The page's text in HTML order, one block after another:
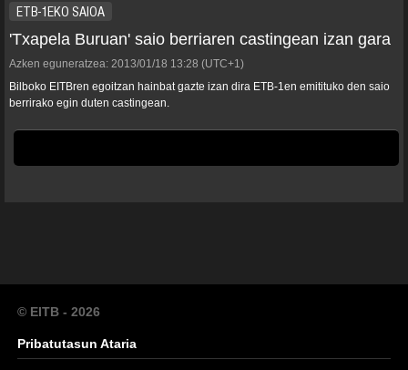
ETB-1EKO SAIOA
'Txapela Buruan' saio berriaren castingean izan gara
Azken eguneratzea: 2013/01/18 13:28 (UTC+1)
Bilboko EITBren egoitzan hainbat gazte izan dira ETB-1en emitituko den saio
berrirako egin duten castingean.
© EITB - 2026
Pribatutasun Ataria